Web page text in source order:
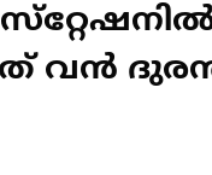
വൻ